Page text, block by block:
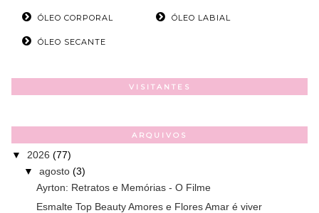
ÓLEO CORPORAL ÓLEO LABIAL
ÓLEO SECANTE
VISITANTES
ARQUIVOS
▼ 2026 (77)
▼ agosto (3)
Ayrton: Retratos e Memórias - O Filme
Esmalte Top Beauty Amores e Flores Amar é viver